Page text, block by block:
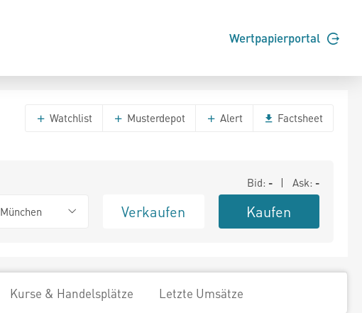
Wertpapierportal
Watchlist Musterdepot Alert Factsheet
Bid: - | Ask: -
München Verkaufen Kaufen
Kurse & Handelsplätze Letzte Umsätze